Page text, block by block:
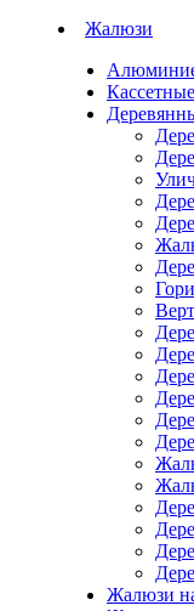
Жалюзи
Жалюзи